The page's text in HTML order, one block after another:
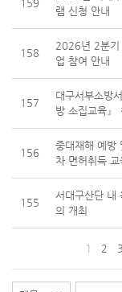
159
램 신청 안내
158
2026년 2분기
업 참여 안내
157
대구서부소방
방 소집교육』
156
중대재해 예방
차 면허취득 교
155
서대구산단 내
의 개최
1 2 3